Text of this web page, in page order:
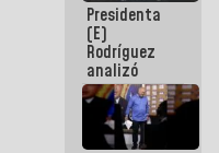
de la
República
Presidenta
(E)
Rodríguez
analizó
junto a
gobernadores
planes de
recuperación